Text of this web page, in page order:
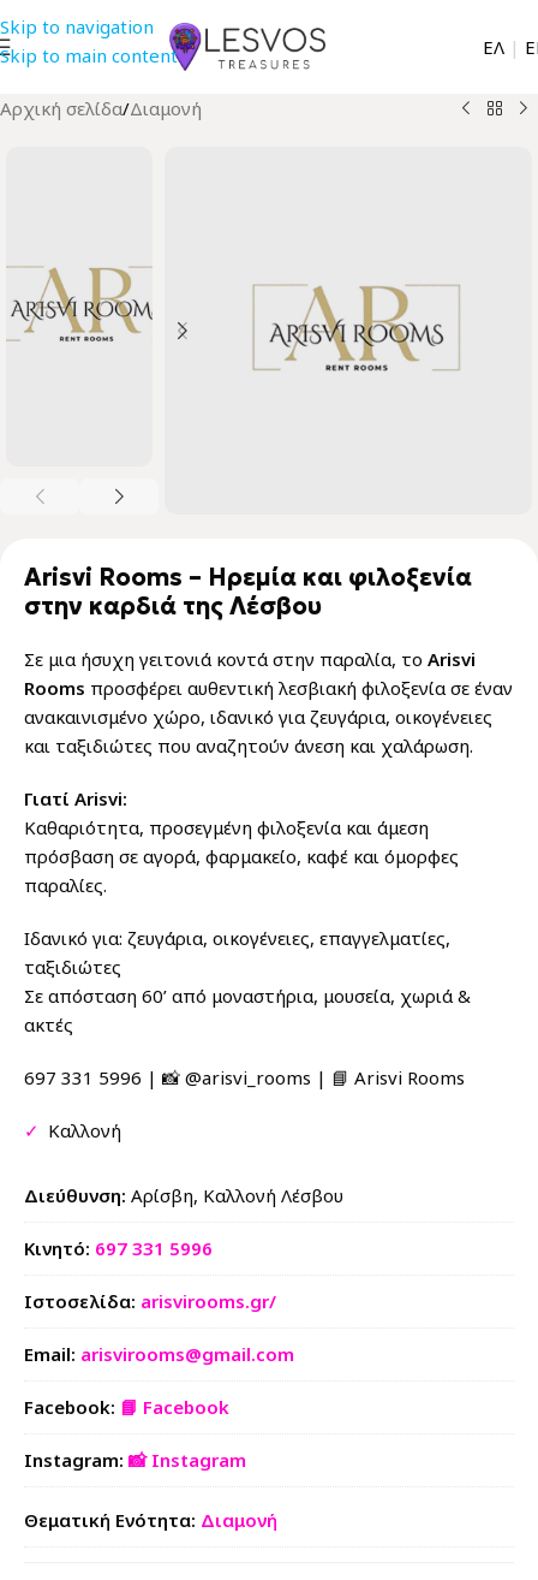
Skip to navigation
Skip to main content
EΛ |
Αρχική σελίδα/Διαμονή
Arisvi Rooms – Ηρεμία και φιλοξενία
στην καρδιά της Λέσβου
Σε μια ήσυχη γειτονιά κοντά στην παραλία, το Arisvi
Rooms προσφέρει αυθεντική λεσβιακή φιλοξενία σε έναν
ανακαινισμένο χώρο, ιδανικό για ζευγάρια, οικογένειες
και ταξιδιώτες που αναζητούν άνεση και χαλάρωση.
Γιατί Arisvi:
Καθαριότητα, προσεγμένη φιλοξενία και άμεση
πρόσβαση σε αγορά, φαρμακείο, καφέ και όμορφες
παραλίες.
Ιδανικό για: ζευγάρια, οικογένειες, επαγγελματίες,
ταξιδιώτες
Σε απόσταση 60’ από μοναστήρια, μουσεία, χωριά &
ακτές
697 331 5996 | 📸 @arisvi_rooms | 📘 Arisvi Rooms
✓ Καλλονή
Διεύθυνση: Αρίσβη, Kαλλονή Λέσβου
Κινητό: 697 331 5996
Ιστοσελίδα: arisvirooms.gr/
Email: arisvirooms@gmail.com
Facebook: 📘 Facebook
Instagram: 📸 Instagram
Θεματική Ενότητα: Διαμονή